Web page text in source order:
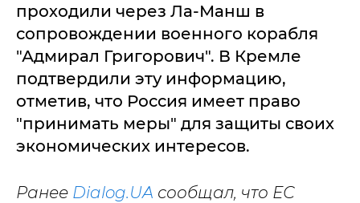
проходили через Ла-Манш в
сопровождении военного корабля
"Адмирал Григорович". В Кремле
подтвердили эту информацию,
отметив, что Россия имеет право
"принимать меры" для защиты своих
экономических интересов.
Ранее Dialog.UA сообщал, что ЕС